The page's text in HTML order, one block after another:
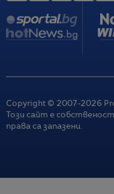
Copyright © 2007-2026
Този сайт е
права са запазени.